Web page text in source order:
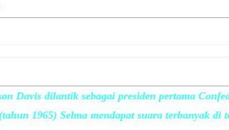
Davis dilantik sebagai presiden pertama
1965) Selma mendapat suara terbanyak di